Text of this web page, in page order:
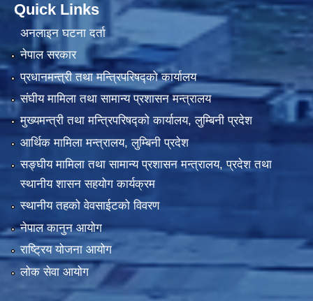
Quick Links
अनलाइन घटना दर्ता
नेपाल सरकार
प्रधानमन्त्री तथा मन्त्रिपरिषद्को कार्यालय
संघीय मामिला तथा सामान्य प्रशासन मन्त्रालय
मुख्यमन्त्री तथा मन्त्रिपरिषद्को कार्यालय, लुम्बिनी प्रदेश
आर्थिक मामिला मन्त्रालय, लुम्बिनी प्रदेश
सङ्घीय मामिला तथा सामान्य प्रशासन मन्त्रालय, प्रदेश तथा
स्थानीय शासन सहयोग कार्यक्रम
स्थानीय तहको वेवसाईटको विवरण
नेपाल कानुन आयोग
राष्ट्रिय योजना आयोग
लोक सेवा आयोग